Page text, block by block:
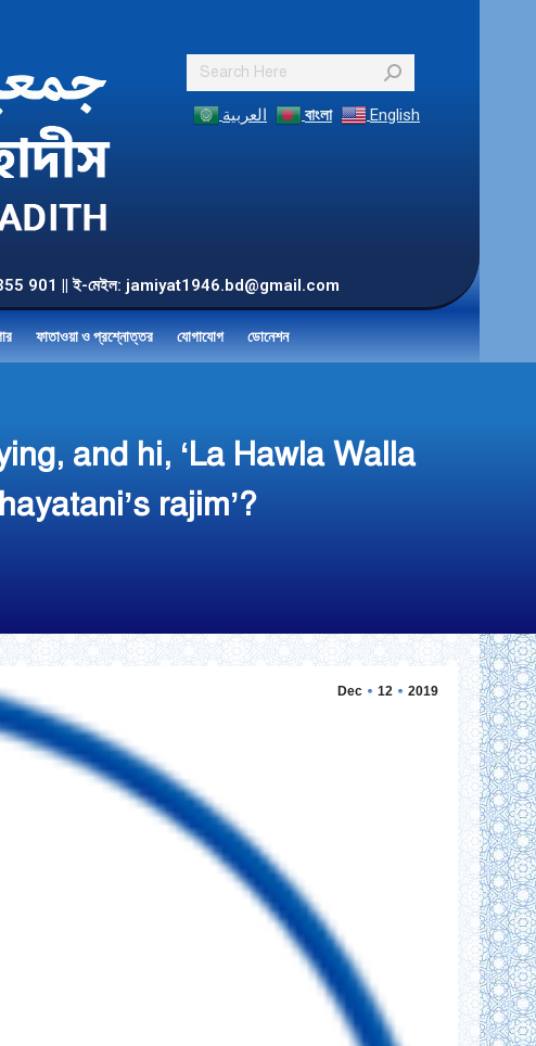
Search:
العربية বাংলা English
355 901 || ই-মেইল: jamiyat1946.bd@gmail.com
ফাতাওয়া ও প্রশ্নোত্তর যোগাযোগ ডোনেশন
and hi, ‘La Hawla Walla
rajim’?
Dec 12 2019